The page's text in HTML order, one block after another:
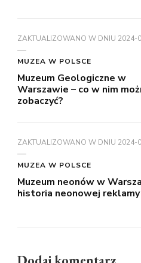
ZAKTUALIZOWANO W DNIU 2024-
MUZEA W POLSCE
Muzeum Geologiczne w
Warszawie – co w nim
zobaczyć?
ZAKTUALIZOWANO W DNIU 2024-
MUZEA W POLSCE
Muzeum neonów w
historia neonowej reklamy